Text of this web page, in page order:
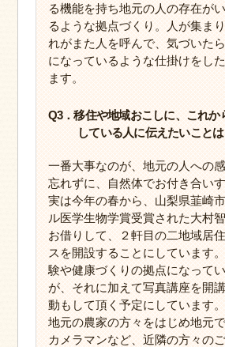
る機能を持ち地元の人の存在が
るような拠点づくり。人が集ま
れがまた人を呼んで、気づいた
になっているような仕掛けをし
ます。
Q3．移住や地域おこしに、これか
している人に伝えたいことは
一番大事なのが、地元の人への
忘れずに、自然体でお付き合いす
実は今年の春から、山梨県韮崎
ル医学生物学賞受賞された大村
お借りして、２軒目の二地域居
スを開設することにしています
験や健康づくりの拠点になって
が、それに加えて写真講座を開
動もして頂く予定にしています。
地元の農家の方々をはじめ地元
カメラマンなど、近隣の方々の